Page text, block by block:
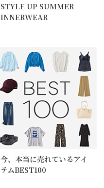
STYLE UP SUMMER
INNERWEAR
今、本当に売れているアイ
テムBEST100